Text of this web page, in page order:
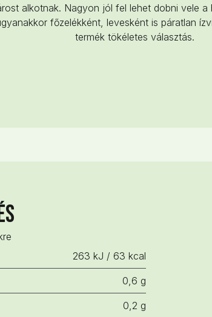
alkotnak. Nagyon jól fel lehet dobni vele a
főzelékként, levesként is páratlan
termék tökéletes választás.
263 kJ / 63 kcal
0,6 g
0,2 g